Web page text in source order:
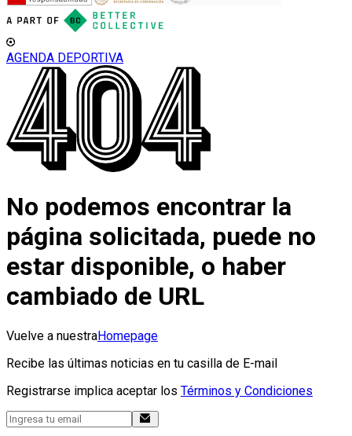
AGENDA DEPORTIVA
No podemos encontrar la
página solicitada, puede no
estar disponible, o haber
cambiado de URL
Vuelve a nuestraHomepage
Recibe las últimas noticias en tu casilla de E-mail
Registrarse implica aceptar los Términos y Condiciones